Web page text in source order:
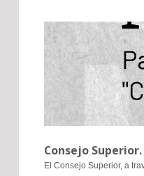
Consejo
El Consejo Superior, a